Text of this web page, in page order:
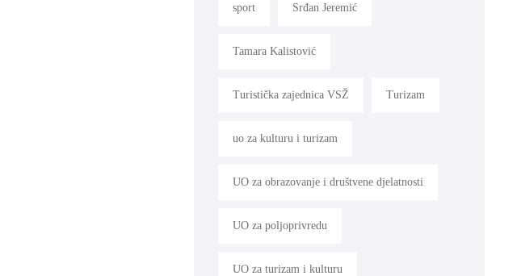
sport Srđan Jeremić
Tamara Kalistović
Turistička zajednica VSŽ Turizam
uo za kulturu i turizam
UO za obrazovanje i društvene djelatnosti
UO za poljoprivredu
UO za turizam i kulturu